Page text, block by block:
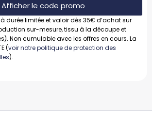
Afficher le code promo
durée limitée et valoir dès 35€ d’achat sur
sur-mesure, tissu à la découpe et
Non cumulable avec les offres en cours. La
(voir notre politique de protection des
).